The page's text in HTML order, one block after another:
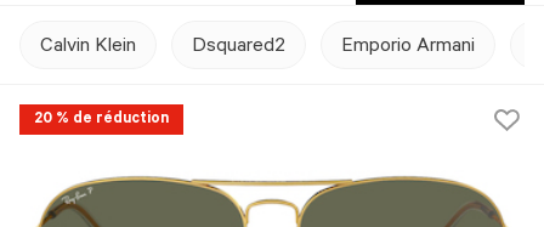
Calvin Klein Dsquared2 Emporio Armani
20 % de réduction